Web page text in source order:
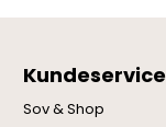
Kundeservice
Sov & Shop